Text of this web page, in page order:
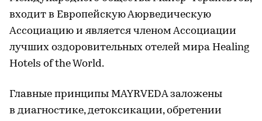
входит в Европейскую Аюрведическую
Ассоциацию и является членом Ассоциации
лучших оздоровительных отелей мира Healing
Hotels of the World.
Главные принципы MAYRVEDA заложены
в диагностике, детоксикации, обретении